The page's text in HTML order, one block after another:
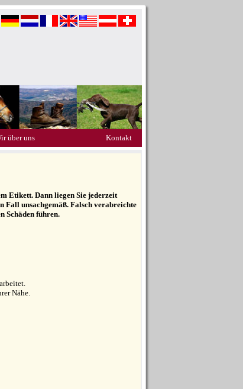
über uns Kontakt
Etikett. Dann liegen Sie jederzeit
Fall unsachgemäß. Falsch verabreichte
Schäden führen.
Nähe.